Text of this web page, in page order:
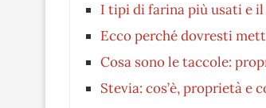
I tipi di farina più usati e
Ecco perché dovresti
Cosa sono le taccole:
Stevia: cos’è, proprietà e